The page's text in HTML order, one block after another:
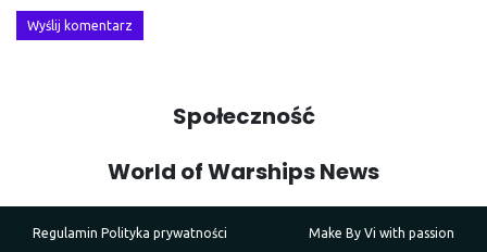
Wyślij komentarz
Społeczność
World of Warships News
Regulamin Polityka prywatności Make By Vi with passion